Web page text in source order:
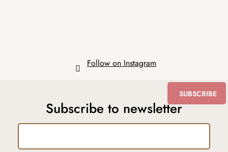
Follow on Instagram
Subscribe to newsletter
SUBSCRIBE